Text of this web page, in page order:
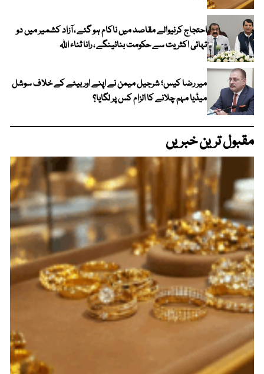
احتجاج کرنیوالے مقاصد میں ناکام ہو گئے ، آزاد کشمیر میں دو
تہائی اکثریت سے حکومت بنائینگے ، رانا ثناء اللہ
میر رضا کیس؛ شرجیل میمن نے اپنے اور بیٹے کے خلاف سوشل
میڈیا مہم چلانے کا الزام کس پر لگایا؟
مقبول ترین خبریں